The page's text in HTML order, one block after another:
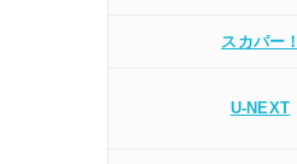
スカパー！
U-NEXT